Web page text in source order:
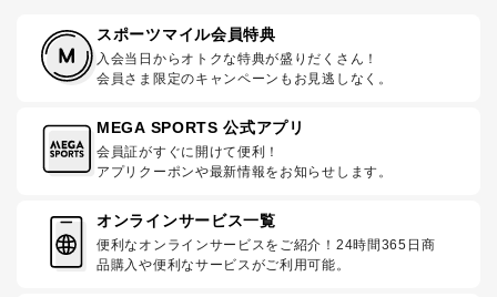
スポーツマイル会員特典
入会当日からオトクな特典が盛りだくさん！
会員さま限定のキャンペーンもお見逃しなく。
MEGA SPORTS 公式アプリ
会員証がすぐに開けて便利！
アプリクーポンや最新情報をお知らせします。
オンラインサービス一覧
便利なオンラインサービスをご紹介！24時間365日商
品購入や便利なサービスがご利用可能。